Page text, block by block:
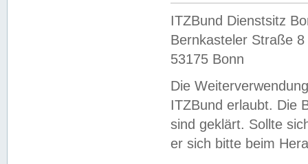
ITZBund Dienstsitz
Bernkasteler Straße 8
53175 Bonn
Die
ITZBund erlaubt. Die
sind geklärt. Sollte
er sich bitte beim